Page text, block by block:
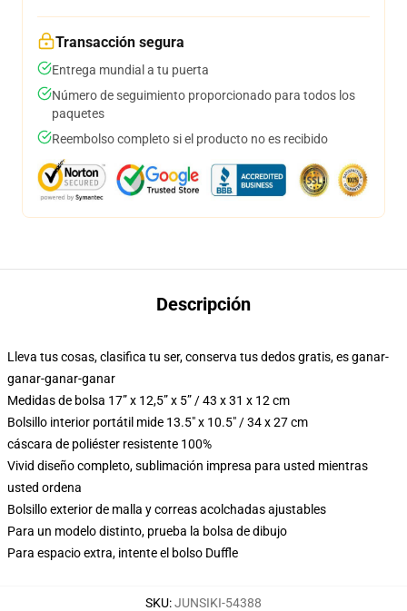
Transacción segura
Entrega mundial a tu puerta
Número de seguimiento proporcionado para todos los
paquetes
Reembolso completo si el producto no es recibido
Descripción
Lleva tus cosas, clasifica tu ser, conserva tus dedos gratis, es ganar-
ganar-ganar-ganar
Medidas de bolsa 17” x 12,5” x 5” / 43 x 31 x 12 cm
Bolsillo interior portátil mide 13.5" x 10.5" / 34 x 27 cm
cáscara de poliéster resistente 100%
Vivid diseño completo, sublimación impresa para usted mientras
usted ordena
Bolsillo exterior de malla y correas acolchadas ajustables
Para un modelo distinto, prueba la bolsa de dibujo
Para espacio extra, intente el bolso Duffle
SKU:JUNSIKI-54388